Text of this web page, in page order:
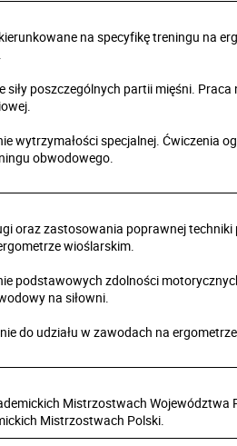
na specyfikę treningu na
siły poszczególnych partii mięśni.
wytrzymałości specjalnej. Ćwiczenia
obwodowego.
oraz zastosowania poprawnej techniki
wioślarskim.
podstawowych zdolności
na siłowni.
do udziału w zawodach na
Mistrzostwach Województwa
Mistrzostwach Polski.